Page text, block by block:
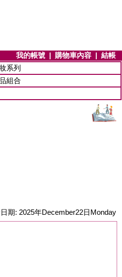
我的帳號 | 購物車內容 | 結帳
系列
組合
期: 2025年December22日Monday